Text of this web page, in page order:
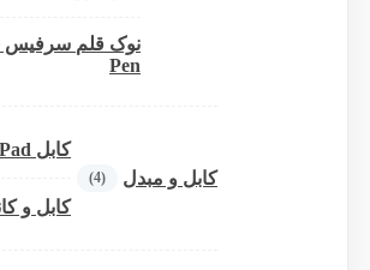
Pen
کابل و مبدل (4)
کابل HP Elite Pad
کابل و